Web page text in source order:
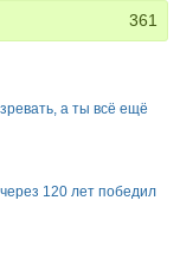
361
а ты всё ещё
120 лет победил